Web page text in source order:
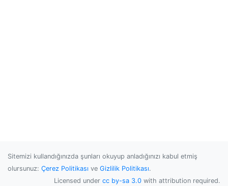
Sitemizi kullandığınızda şunları okuyup anladığınızı kabul etmiş
olursunuz: Çerez Politikası ve Gizlilik Politikası.
Licensed under cc by-sa 3.0 with attribution required.